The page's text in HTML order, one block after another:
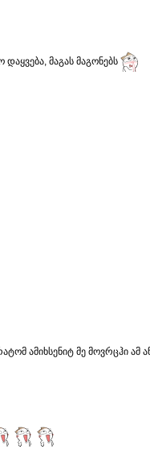
მაგას მაგონებს
ამიხსენიტ მე მოვრცჰი